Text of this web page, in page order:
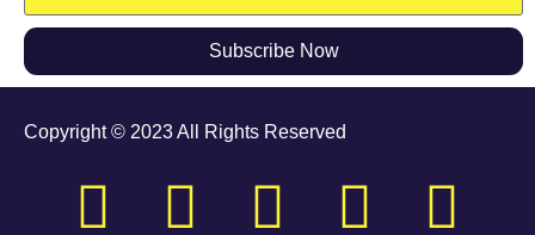
Subscribe Now
Copyright © 2023 All Rights Reserved